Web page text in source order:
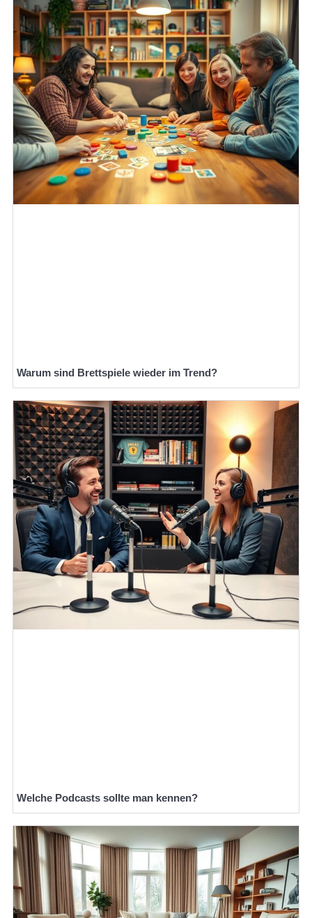
Warum sind Brettspiele wieder im Trend?
Welche Podcasts sollte man kennen?